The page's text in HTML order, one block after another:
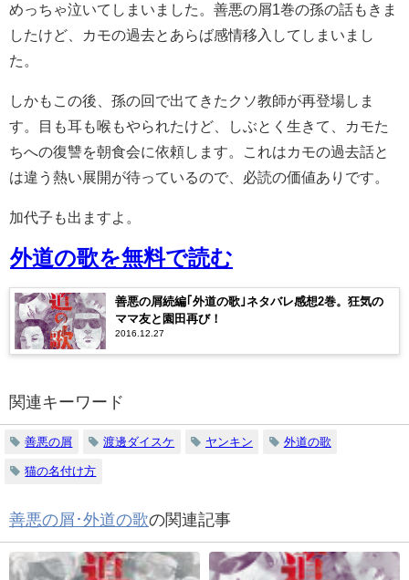
めっちゃ泣いてしまいました。善悪の屑1巻の孫の話もきま
したけど、カモの過去とあらば感情移入してしまいまし
た。
しかもこの後、孫の回で出てきたクソ教師が再登場しま
す。目も耳も喉もやられたけど、しぶとく生きて、カモた
ちへの復讐を朝食会に依頼します。これはカモの過去話と
は違う熱い展開が待っているので、必読の価値ありです。
加代子も出ますよ。
外道の歌を無料で読む
善悪の屑続編｢外道の歌｣ネタバレ感想2巻。狂気の
ママ友と園田再び！
2016.12.27
関連キーワード
善悪の屑 渡邊ダイスケ ヤンキン 外道の歌
猫の名付け方
善悪の屑･外道の歌の関連記事